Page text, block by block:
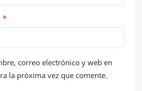
*
correo electrónico y web en
la próxima vez que comente.